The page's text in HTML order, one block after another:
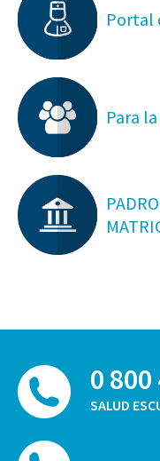
Portal
Para
0 800
SALUD